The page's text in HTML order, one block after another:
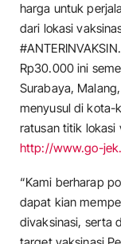
harga untuk
dari lokasi
Rp30.000 ini
Surabaya,
menyusul di kota-
ratusan titik lokasi
http://www.go-
“Kami berharap
dapat kian
divaksinasi, serta